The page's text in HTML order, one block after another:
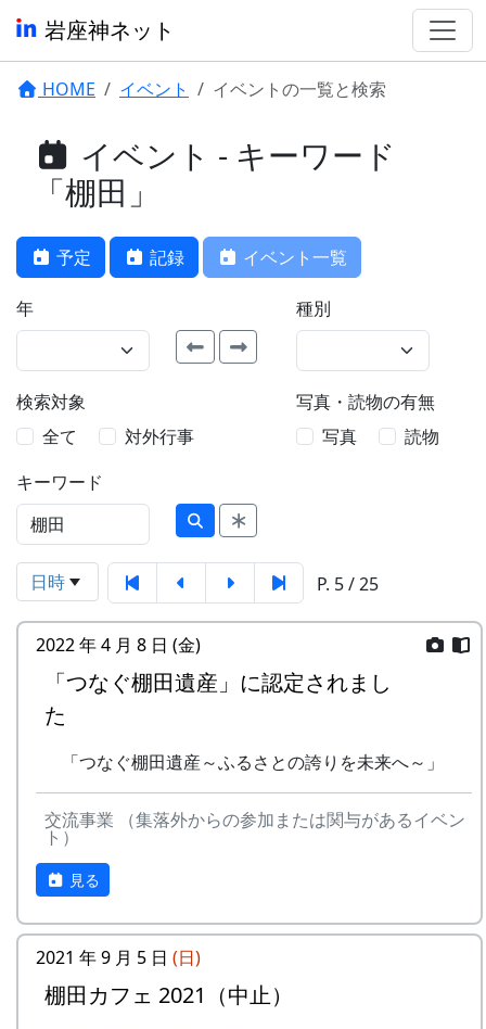
岩座神ネット
HOME イベント イベントの一覧と検索
イベント - キーワード
「棚田」
予定 記録 イベント一覧
年 種別
検索対象
全て
対外行事
写真・読物の有無
写真
読物
キーワード
日時 P. 5 / 25
2022 年 4 月 8 日 (金)
「つなぐ棚田遺産」に認定されまし
た
「つなぐ棚田遺産～ふるさとの誇りを未来へ～」
交流事業 （集落外からの参加または関与があるイベン
ト）
見る
2021 年 9 月 5 日 (日)
棚田カフェ 2021（中止）